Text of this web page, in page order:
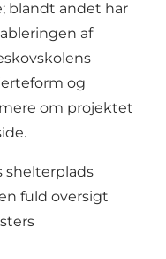
blandt andet har
af
og
om projektet
.
shelterplads
fuld oversigt